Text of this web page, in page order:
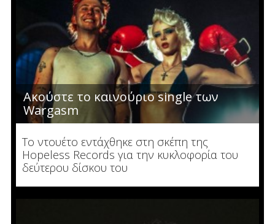
Ακούστε το καινούριο single των
Wargasm
To ντουέτο εντάχθηκε στη σκέπη της
Hopeless Records για την κυκλοφορία του
δεύτερου δίσκου του